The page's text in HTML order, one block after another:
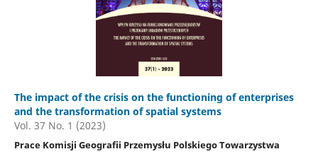
The impact of the crisis on the functioning of enterprises
and the transformation of spatial systems
Vol. 37 No. 1 (2023)
Prace Komisji Geografii Przemysłu Polskiego Towarzystwa